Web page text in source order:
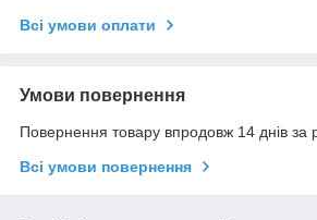
Всі умови оплати
Умови повернення
Повернення товару впродовж 14 днів за
Всі умови повернення